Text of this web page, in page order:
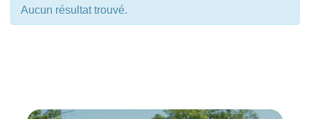
Aucun résultat trouvé.